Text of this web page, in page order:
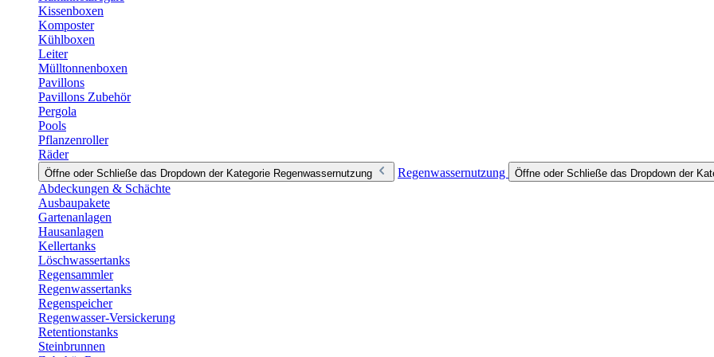
Kissenboxen
Komposter
Kühlboxen
Leiter
Mülltonnenboxen
Pavillons
Pavillons Zubehör
Pergola
Pools
Pflanzenroller
Räder
Öffne oder Schließe das Dropdown der Kategorie Regenwassernutzung Regenwassernutzung Öffne oder Schließe das Dropdown der
Abdeckungen & Schächte
Ausbaupakete
Gartenanlagen
Hausanlagen
Kellertanks
Löschwassertanks
Regensammler
Regenwassertanks
Regenspeicher
Regenwasser-Versickerung
Retentionstanks
Steinbrunnen